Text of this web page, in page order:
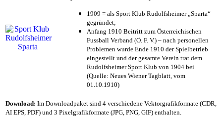
1909 = als Sport Klub Rudolfsheimer „Sparta“
gegründet;
Anfang 1910 Beitritt zum Österreichischen
Fussball Verband (Ö. F. V.) – nach personellen
Problemen wurde Ende 1910 der Spielbetrieb
eingestellt und der gesamte Verein trat dem
Rudolfsheimer Sport Klub von 1904 bei
(Quelle: Neues Wiener Tagblatt, vom
01.10.1910)
Download: Im Downloadpaket sind 4 verschiedene Vektorgrafikformate (CDR,
AI EPS, PDF) und 3 Pixelgrafikformate (JPG, PNG, GIF) enthalten.